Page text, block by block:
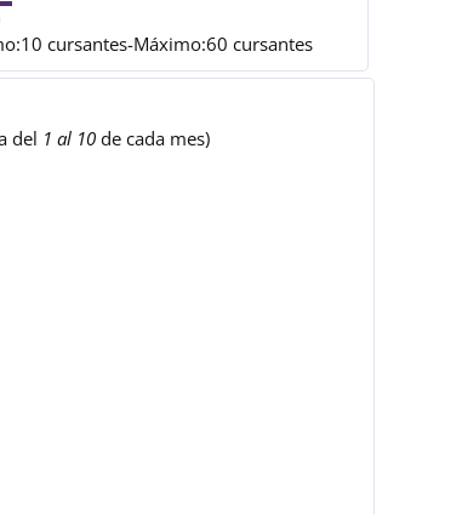
cursantes-Máximo:60 cursantes
del 1 al 10 de cada mes)